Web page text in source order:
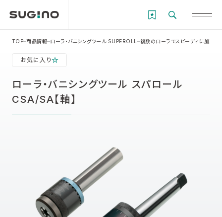
TOP 商品情報 ローラ・バニシングツール SUPEROLL 複数のローラでスピーディに加工 マ
お気に入り
ローラ・バニシングツール スパロール
CSA/SA【軸】